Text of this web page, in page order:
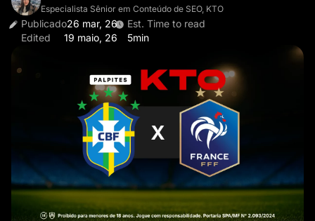
Especialista Sênior em Conteúdo de SEO, KTO
Publicado26 mar, 26
Edited
19 maio, 26
Est. Time to read
5min